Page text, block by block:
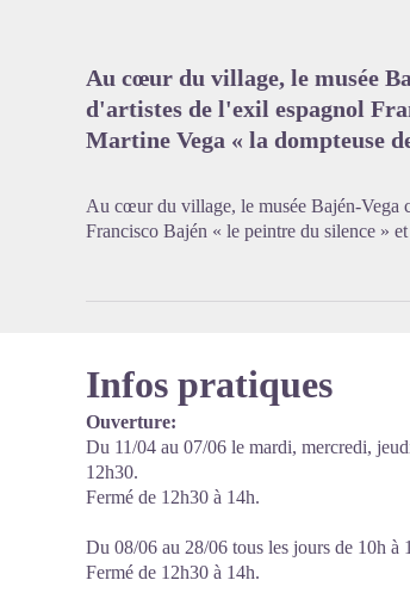
Au cœur du village, le musée
d'artistes de l'exil espagnol
Martine Vega « la dompteuse
Au cœur du village, le musée Bajén-Vega
Francisco Bajén « le peintre du silence »
Infos pratiques
Ouverture:
Du 11/04 au 07/06 le mardi, mercredi,
12h30.
Fermé de 12h30 à 14h.
Du 08/06 au 28/06 tous les jours de 10h à
Fermé de 12h30 à 14h.